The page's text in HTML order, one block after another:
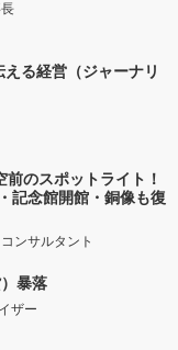
る経営（ジャーナリ
のスポットライト！
記念館開館・銅像も復
ンサルタント
暴落
ザー